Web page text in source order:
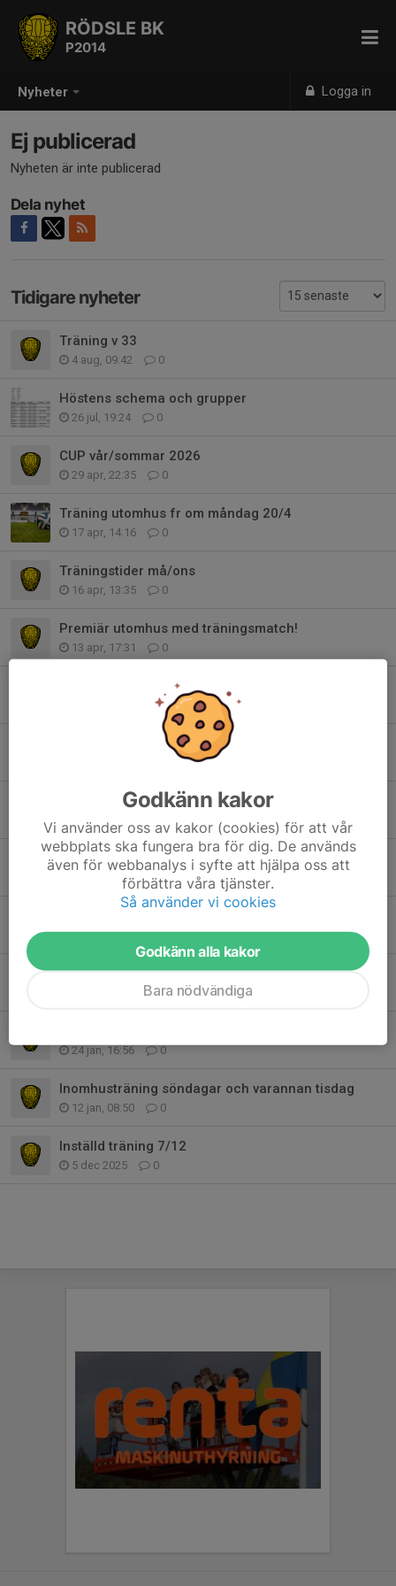
Nyheter Logga in
RÖDSLE BK
P2014
Ej publicerad
Nyheten är inte publicerad
Dela nyhet
Tidigare nyheter
Träning v 33
4 aug, 09:42 0
Höstens schema och grupper
26 jul, 19:24 0
CUP vår/sommar 2026
29 apr, 22:35 0
Träning utomhus fr om måndag 20/4
17 apr, 14:16 0
Träningstider må/ons
16 apr, 13:35 0
Premiär utomhus med träningsmatch!
13 apr, 17:31 0
Upptakt inför ny säsong
0
Träningsavgift 2026
Inställd träning 5/4
1 apr, 12:13
Försäljning
7 mar, 17:57 0
20 feb, 07:20 0
Föräldramöte 17/2
0
24 jan, 16:56 0
Inomhusträning söndagar och varannan tisdag
12 jan, 08:50 0
Inställd träning 7/12
5 dec 2025 0
Godkänn kakor
Vi använder oss av kakor (cookies) för att vår
webbplats ska fungera bra för dig. De används
även för webbanalys i syfte att hjälpa oss att
förbättra våra tjänster.
Så använder vi cookies
Godkänn alla kakor
Bara nödvändiga